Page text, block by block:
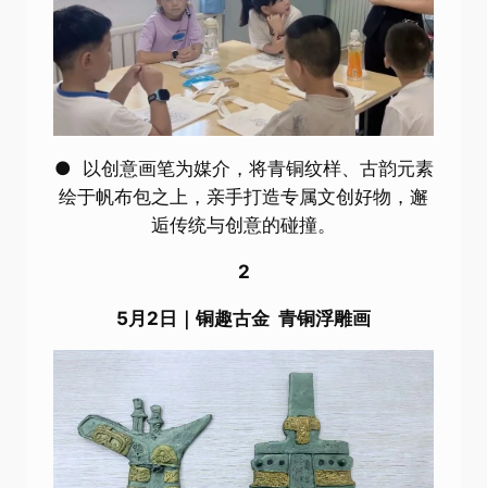
● 以创意画笔为媒介，将青铜纹样、古韵元素
绘于帆布包之上，亲手打造专属文创好物，邂
逅传统与创意的碰撞。
2
5月2日｜铜趣古金 青铜浮雕画